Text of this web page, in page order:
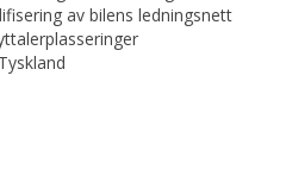
av bilens ledningsnett